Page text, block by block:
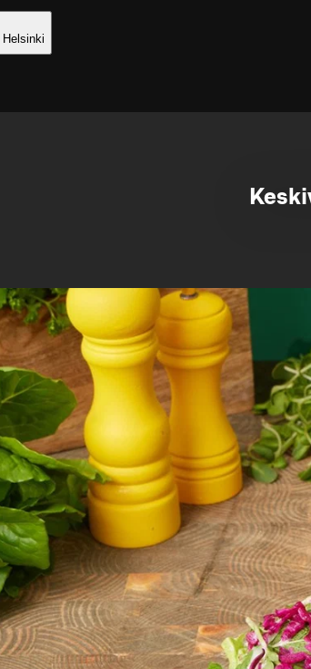
Helsinki